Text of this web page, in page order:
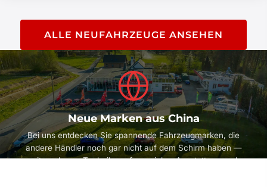
ALLE NEUFAHRZEUGE ANSEHEN
Neue Marken aus China
Bei uns entdecken Sie spannende Fahrzeugmarken, die
andere Händler noch gar nicht auf dem Schirm haben —
mit moderner Technik, umfangreicher Ausstattung und